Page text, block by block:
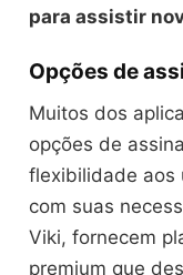
para assistir
Opções de
Muitos dos
opções de
flexibilidade aos
com suas
Viki, fornecem
premium que